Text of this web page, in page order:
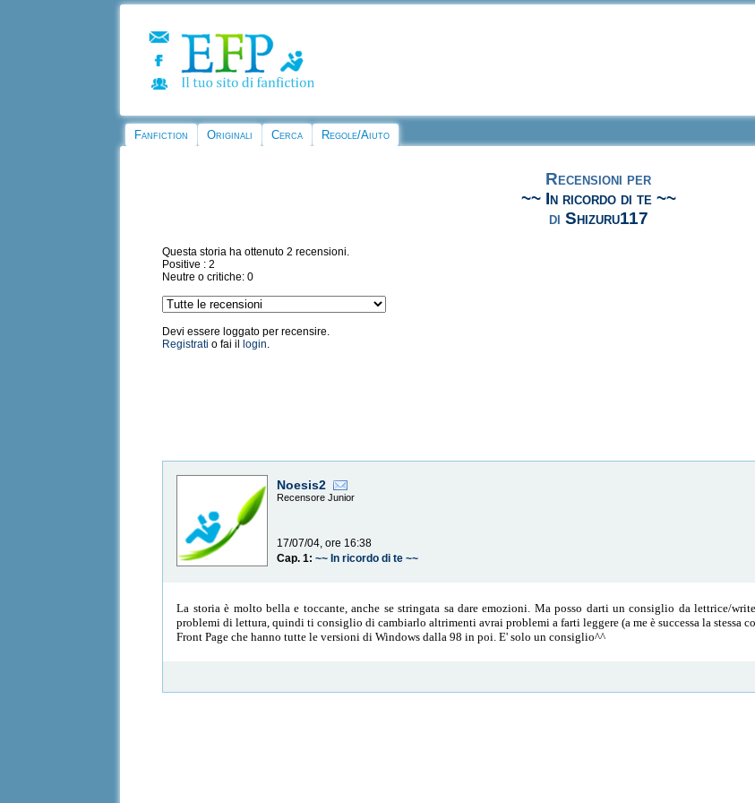
Fanfiction Originali Cerca Regole/Aiuto
Recensioni per
~~ In ricordo di te ~~
di Shizuru117
Questa storia ha ottenuto 2 recensioni.
Positive : 2
Neutre o critiche: 0
Devi essere loggato per recensire.
Registrati o fai il login.
Noesis2
Recensore Junior
17/07/04, ore 16:38
Cap. 1:~~ In ricordo di te ~~
La storia è molto bella e toccante, anche se stringata sa dare emozioni. Ma posso darti un consiglio da lettrice/
problemi di lettura, quindi ti consiglio di cambiarlo altrimenti avrai problemi a farti leggere (a me è successa la stessa
Front Page che hanno tutte le versioni di Windows dalla 98 in poi. E' solo un consiglio^^